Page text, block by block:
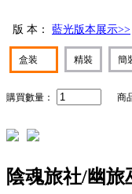
版 本： 藍光版本展示>>
盒装 精裝 簡
購買數量： 商
陰魂旅社/幽旅